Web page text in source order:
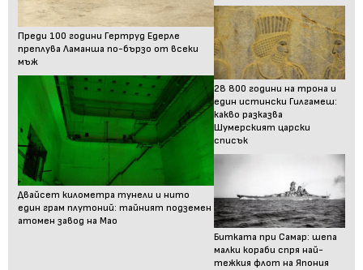
Преди 100 години Гертруд Едерле
преплува Ламанша по-бързо от всеки
мъж
Двайсет километра тунели и нито
един грам плутоний: тайният подземен
атомен завод на Мао
28 800 години на трона и
един истински Гилгамеш:
какво разказва
Шумерският царски
списък
Битката при Самар: шепа
малки кораби спря най-
тежкия флот на Япония